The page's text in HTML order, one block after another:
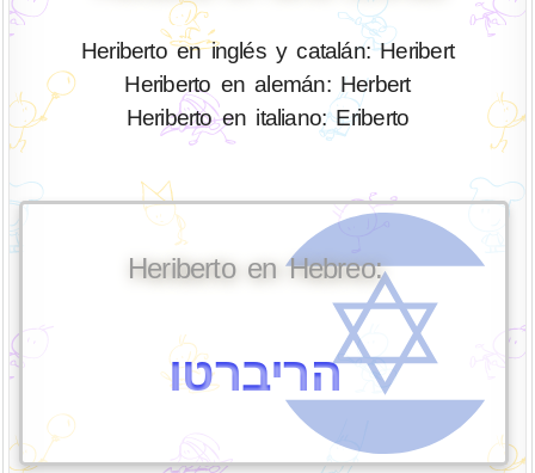
Heriberto en inglés y catalán: Heribert
Heriberto en alemán: Herbert
Heriberto en italiano: Eriberto
Heriberto en Hebreo:
הריברטו